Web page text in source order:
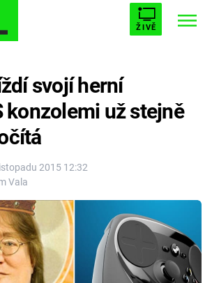
ŽIVĚ
AVENGERS 5
2015 12:32
Vala
svojí herní
konzolemi už stejně